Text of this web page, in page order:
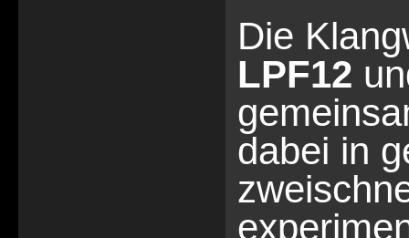
Die
LPF12
dabei in